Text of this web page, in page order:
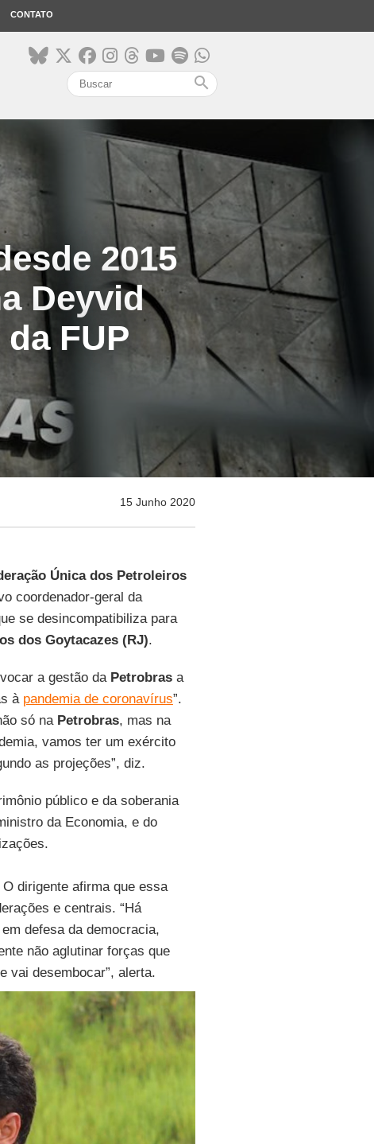
CONTATO
search
2015
Deyvid
FUP
15 Junho 2020
Única dos Petroleiros
coordenador-geral da
se desincompatibiliza para
dos Goytacazes (RJ).
a gestão da Petrobrasa
à pandemia de coronavírus”.
só na Petrobras, mas na
vamos ter um exército
as projeções”, diz.
público e da soberania
da Economia, e do
dirigente afirma que essa
e centrais. “Há
defesa da democracia,
não aglutinar forças que
vai desembocar”, alerta.